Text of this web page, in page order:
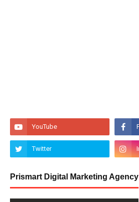
Prismart Digital Marketing Agency